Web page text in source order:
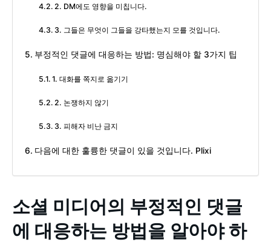
2. DM에도 영향을 미칩니다.
3. 그들은 무엇이 그들을 강타했는지 모를 것입니다.
부정적인 댓글에 대응하는 방법: 명심해야 할 3가지 팁
1. 대화를 쪽지로 옮기기
2. 논쟁하지 않기
3. 피해자 비난 금지
다음에 대한 훌륭한 댓글이 있을 것입니다. Plixi
소셜 미디어의 부정적인 댓글
에 대응하는 방법을 알아야 하